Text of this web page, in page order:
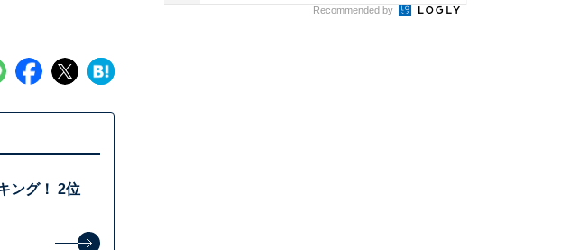
ング！ 2位
Recommended by